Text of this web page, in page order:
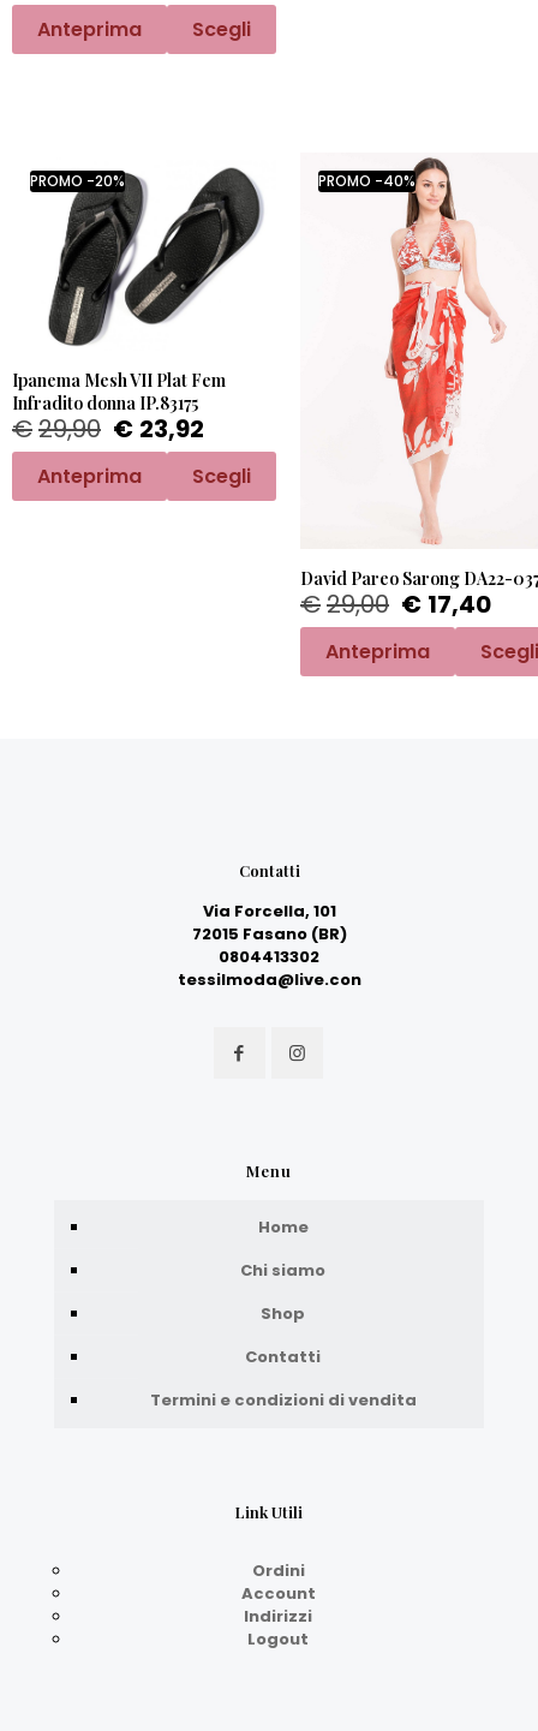
Anteprima Scegli
PROMO -20%
Ipanema Mesh VII Plat Fem
Infradito donna IP.83175
€29,90 € 23,92
Anteprima Scegli
PROMO -40%
David Pareo Sarong DA22-
€29,00 € 17,40
Anteprima Scegli
Contatti
Via Forcella, 101
72015 Fasano (BR)
0804413302
tessilmoda@live.con
Menu
Home
Chi siamo
Shop
Contatti
Termini e condizioni di vendita
Link Utili
Ordini
Account
Indirizzi
Logout